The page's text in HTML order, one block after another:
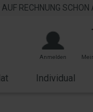
RECHNUNG
Anmelden
Individual